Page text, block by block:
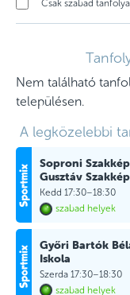
Csak szabad
Nem található
településen.
A legközelebbi
Soproni
Gusztáv
Kedd 17:30–18:30
szabad helyek
Győri Bartók
Iskola
Szerda 17:30–18:30
szabad helyek